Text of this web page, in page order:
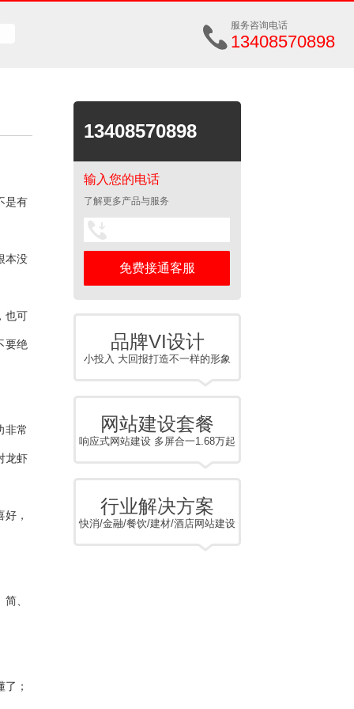
服务咨询电话
13408570898
是有
本没
也可
要绝
非常
龙虾
，
、
；
13408570898
输入您的电话
了解更多产品与服务
品牌VI设计
小投入 大回报打造不一样的形象
网站建设套餐
响应式网站建设 多屏合一1.68万起
行业解决方案
快消/金融/餐饮/建材/酒店网站建设